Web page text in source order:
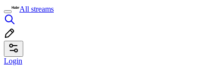
All streams
Login